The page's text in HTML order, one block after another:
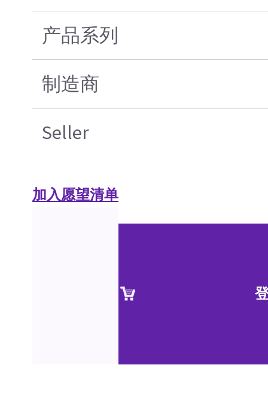
产品系列
制造商
Seller
加入愿望清单